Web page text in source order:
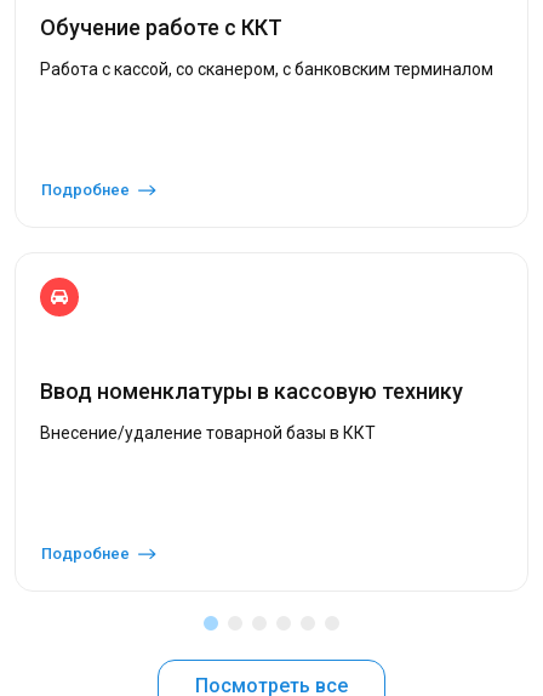
Обучение работе с ККТ
Работа с кассой, со сканером, с банковским терминалом
Подробнее
Ввод номенклатуры в кассовую технику
Внесение/удаление товарной базы в ККТ
Подробнее
Посмотреть все